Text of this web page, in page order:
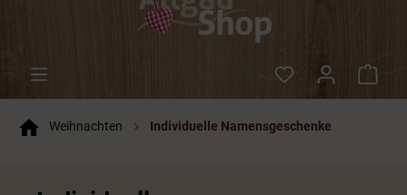
Weihnachten Individuelle Namensgeschenke